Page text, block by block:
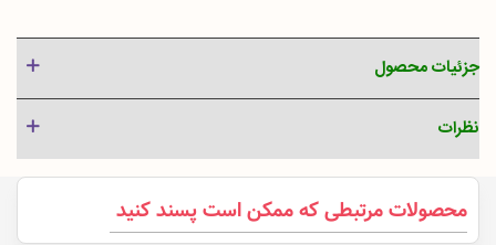
جزئیات محصول
نظرات
محصولات مرتبطی که ممکن است پسند کنید